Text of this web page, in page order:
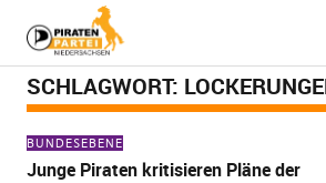
SCHLAGWORT:
BUNDESEBENE
Junge Piraten kritisieren Pläne der